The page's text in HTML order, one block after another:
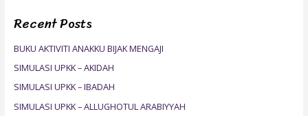
c
o
r
:
Recent Posts
BUKU AKTIVITI ANAKKU BIJAK MENGAJI
SIMULASI UPKK – AKIDAH
SIMULASI UPKK – IBADAH
SIMULASI UPKK – ALLUGHOTUL ARABIYYAH